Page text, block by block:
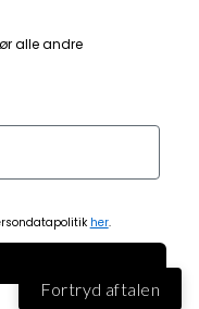
(DKK kr.)
Fortryd aftalen
alle andre
her.